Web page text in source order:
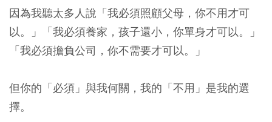
因為我聽太多人說「我必須照顧父母，你不用才可
以。」「我必須養家，孩子還小，你單身才可以。」
「我必須擔負公司，你不需要才可以。」
但你的「必須」與我何關，我的「不用」是我的選
擇。